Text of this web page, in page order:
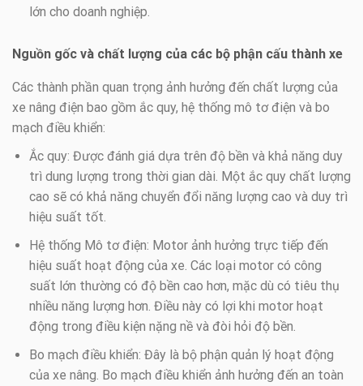
lớn cho doanh nghiệp.
Nguồn gốc và chất lượng của các bộ phận cấu thành xe
Các thành phần quan trọng ảnh hưởng đến chất lượng của
xe nâng điện bao gồm ắc quy, hệ thống mô tơ điện và bo
mạch điều khiển:
Ắc quy: Được đánh giá dựa trên độ bền và khả năng duy
trì dung lượng trong thời gian dài. Một ắc quy chất lượng
cao sẽ có khả năng chuyển đổi năng lượng cao và duy trì
hiệu suất tốt.
Hệ thống Mô tơ điện: Motor ảnh hưởng trực tiếp đến
hiệu suất hoạt động của xe. Các loại motor có công
suất lớn thường có độ bền cao hơn, mặc dù có tiêu thụ
nhiều năng lượng hơn. Điều này có lợi khi motor hoạt
động trong điều kiện nặng nề và đòi hỏi độ bền.
Bo mạch điều khiển: Đây là bộ phận quản lý hoạt động
của xe nâng. Bo mạch điều khiển ảnh hưởng đến an toàn